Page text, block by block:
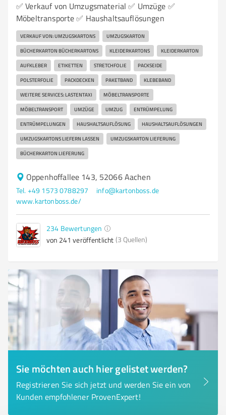
✅ Verkauf von Umzugsmaterial ✅ Umzüge ✅
Möbeltransporte ✅ Haushaltsauflösungen
VERKAUF VON: UMZUGSKARTONS UMZUGSKARTON
BÜCHERKARTON BÜCHERKARTONS KLEIDERKARTONS KLEIDERKARTON
AUFKLEBER ETIKETTEN STRETCHFOLIE PACKSEIDE
POLSTERFOLIE PACKDECKEN PAKETBAND KLEBEBAND
WEITERE SERVICES: LASTENTAXI MÖBELTRANSPORTE
MÖBELTRANSPORT UMZÜGE UMZUG ENTRÜMPELUNG
ENTRÜMPELUNGEN HAUSHALTSAUFLÖSUNG HAUSHALTSAUFLÖSUNGEN
UMZUGSKARTONS LIEFERN LASSEN UMZUGSKARTON LIEFERUNG
BÜCHERKARTON LIEFERUNG
Oppenhoffallee 143, 52066 Aachen
Tel. +49 1573 0788297
info@kartonboss.de
www.kartonboss.de/
234 Bewertungen
von 241 veröffentlicht (3 Quellen)
Sie möchten auch hier gelistet werden?
Registrieren Sie sich jetzt und werden Sie ein von
Kunden empfohlener ProvenExpert!